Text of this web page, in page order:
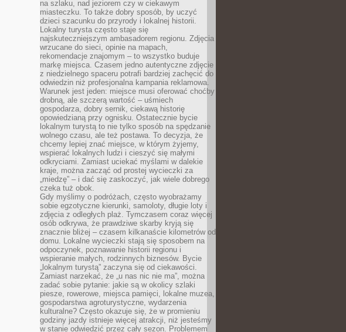
na szlaku, nad jeziorem czy w ciekawym
miasteczku. To także dobry sposób, by uczyć
dzieci szacunku do przyrody i lokalnej historii.
Lokalny turysta często staje się
najskuteczniejszym ambasadorem regionu. Zdjęcia
wrzucane do sieci, opinie na mapach,
rekomendacje znajomym – to wszystko buduje
markę miejsca. Czasem jedno autentyczne zdjęcie
z niedzielnego spaceru potrafi bardziej zachęcić do
odwiedzin niż profesjonalna kampania reklamowa.
Warunek jest jeden: miejsce musi oferować choćby
drobną, ale szczerą wartość – uśmiech
gospodarza, dobry sernik, ciekawą historię
opowiedzianą przy ognisku. Ostatecznie bycie
lokalnym turystą to nie tylko sposób na spędzanie
wolnego czasu, ale też postawa. To decyzja, że
chcemy lepiej znać miejsce, w którym żyjemy,
wspierać lokalnych ludzi i cieszyć się małymi
odkryciami. Zamiast uciekać myślami w dalekie
kraje, można zacząć od prostej wycieczki za
„miedzę” – i dać się zaskoczyć, jak wiele dobrego
czeka tuż obok.
Gdy myślimy o podróżach, często wyobrażamy
sobie egzotyczne kierunki, samoloty, długie loty i
zdjęcia z odległych plaż. Tymczasem coraz więcej
osób odkrywa, że prawdziwe skarby kryją się
znacznie bliżej – czasem kilkanaście kilometrów od
domu. Lokalne wycieczki stają się sposobem na
odpoczynek, poznawanie historii regionu i
wspieranie małych, rodzinnych biznesów. Bycie
„lokalnym turystą” zaczyna się od ciekawości.
Zamiast narzekać, że „u nas nic nie ma”, można
zadać sobie pytanie: jakie są w okolicy szlaki
piesze, rowerowe, miejsca pamięci, lokalne muzea,
gospodarstwa agroturystyczne, wydarzenia
kulturalne? Często okazuje się, że w promieniu
godziny jazdy istnieje więcej atrakcji, niż jesteśmy
w stanie odwiedzić przez cały sezon. Problemem